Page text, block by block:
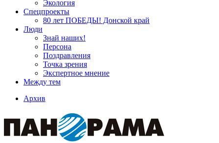
Экология
Спецпроекты
80 лет ПОБЕДЫ! Донской край
Люди
Знай наших!
Персона
Поздравления
Точка зрения
Экспертное мнение
Между тем
Архив